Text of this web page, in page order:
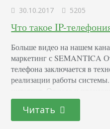
30.10.2017 5205
Что такое IP-
Больше видео на нашем
маркетинг с SEMANTICA
телефона заключается в
реализации работы
интернет. Отсюда и
подразумевающая связь
протокола. IP телефония:
чайников – это возможность
Читать